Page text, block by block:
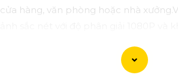
cửa hàng, văn phòng hoặc nhà
xa thông qua ứng dụng trên điện thoại